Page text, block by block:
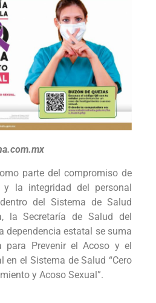
parte del compromiso de
y la integridad del personal
del Sistema de Salud
la Secretaría de Salud del
dependencia estatal se suma
para Prevenir el Acoso y el
en el Sistema de Salud “Cero
y Acoso Sexual”.